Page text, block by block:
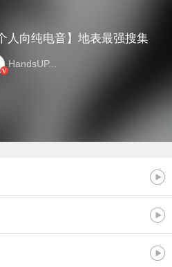
人向纯电音】地表最强搜集
HandsUP...